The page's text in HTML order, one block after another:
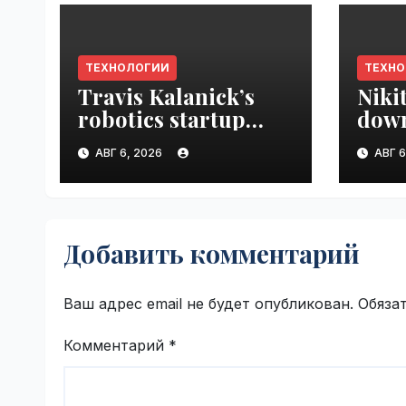
ТЕХНОЛОГИИ
Travis Kalanick’s
robotics startup
Atoms taps former
Uber finance chief as
CFO | VseTime.ru
АВГ 6, 2026 АВГ
Добавить комментарий
Ваш адрес email не будет опубликован.
Комментарий *